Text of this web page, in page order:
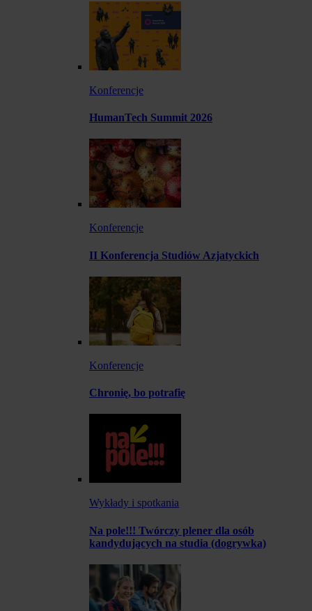
Konferencje
HumanTech Summit 2026
Konferencje
II Konferencja Studiów Azjatyckich
Konferencje
Chronię, bo potrafię
Wykłady i spotkania
Na pole!!! Twórczy plener dla osób
kandydujących na studia (dogrywka)